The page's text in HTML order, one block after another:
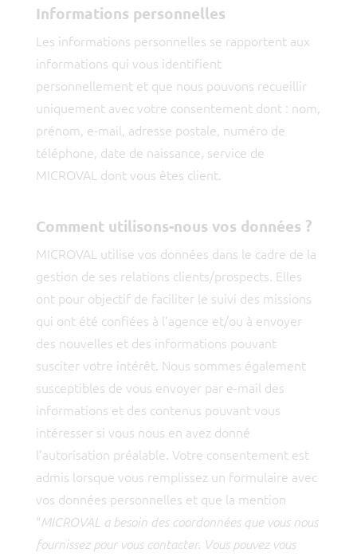
Informations personnelles
Les informations personnelles se rapportent aux
informations qui vous identifient
personnellement et que nous pouvons recueillir
uniquement avec votre consentement dont : nom,
prénom, e-mail, adresse postale, numéro de
téléphone, date de naissance, service de
MICROVAL dont vous êtes client.
Comment utilisons-nous vos données ?
MICROVAL utilise vos données dans le cadre de la
gestion de ses relations clients/prospects. Elles
ont pour objectif de faciliter le suivi des missions
qui ont été confiées à l’agence et/ou à envoyer
des nouvelles et des informations pouvant
susciter votre intérêt. Nous sommes également
susceptibles de vous envoyer par e-mail des
informations et des contenus pouvant vous
intéresser si vous nous en avez donné
l’autorisation préalable. Votre consentement est
admis lorsque vous remplissez un formulaire avec
vos données personnelles et que la mention
“MICROVAL a besoin des coordonnées que vous nous
fournissez pour vous contacter. Vous pouvez vous